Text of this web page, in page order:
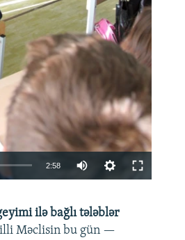
2:58
360p
480p
ilə bağlı tələblər
Məclisin bu gün —